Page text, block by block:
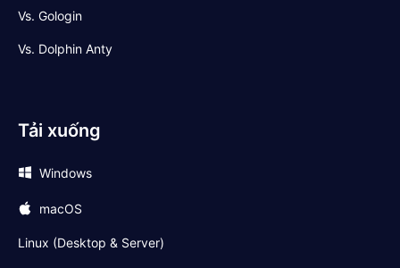
Vs. Gologin
Vs. Dolphin Anty
Tải xuống
Windows
macOS
Linux (Desktop & Server)